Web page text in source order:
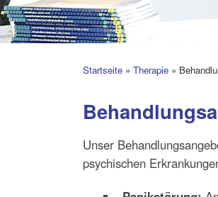
Startseite » Therapie »
Unser
psychischen